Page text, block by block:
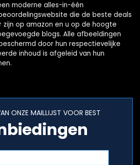
moderne alles-in-één
die de beste deals
op amazon en u op de hoogte
blogs. Alle afbeeldingen
door hun respectievelijke
inhoud is afgeleid van hun
ONZE MAILLIJST VOOR BEST